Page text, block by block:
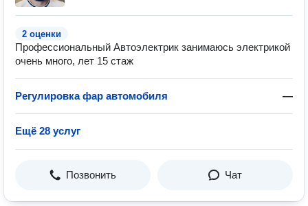
2 оценки
Профессиональный Автоэлектрик занимаюсь электрикой
очень много, лет 15 стаж
Регулировка фар автомобиля —
Ещё 28 услуг
Позвонить Чат